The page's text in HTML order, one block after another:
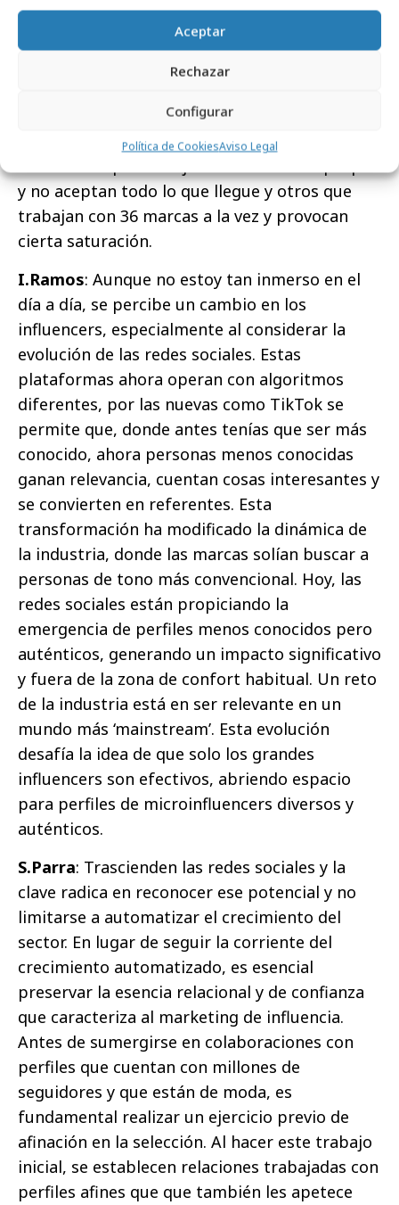
Aceptar
Rechazar
Configurar
Política de CookiesAviso Legal
la inversión que haya detrás (no siempre están
asociados a un testeo, a veces hay buen
presupuesto detrás). Los influencers tienen su
para ejecutarlo libremente y no hay que
constreñir a un script o un spot. También hay
y no aceptan todo lo que llegue y otros que
trabajan con 36 marcas a la vez y provocan
cierta saturación.
I.Ramos: Aunque no estoy tan inmerso en el
día a día, se percibe un cambio en los
influencers, especialmente al considerar la
evolución de las redes sociales. Estas
plataformas ahora operan con algoritmos
diferentes, por las nuevas como TikTok se
permite que, donde antes tenías que ser más
conocido, ahora personas menos conocidas
ganan relevancia, cuentan cosas interesantes y
se convierten en referentes. Esta
transformación ha modificado la dinámica de
la industria, donde las marcas solían buscar a
personas de tono más convencional. Hoy, las
redes sociales están propiciando la
emergencia de perfiles menos conocidos pero
auténticos, generando un impacto significativo
y fuera de la zona de confort habitual. Un reto
de la industria está en ser relevante en un
mundo más ‘mainstream’. Esta evolución
desafía la idea de que solo los grandes
influencers son efectivos, abriendo espacio
para perfiles de microinfluencers diversos y
auténticos.
S.Parra: Trascienden las redes sociales y la
clave radica en reconocer ese potencial y no
limitarse a automatizar el crecimiento del
sector. En lugar de seguir la corriente del
crecimiento automatizado, es esencial
preservar la esencia relacional y de confianza
que caracteriza al marketing de influencia.
Antes de sumergirse en colaboraciones con
perfiles que cuentan con millones de
seguidores y que están de moda, es
fundamental realizar un ejercicio previo de
afinación en la selección. Al hacer este trabajo
inicial, se establecen relaciones trabajadas con
perfiles afines que que también les apetece